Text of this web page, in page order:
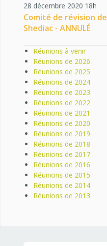
28 décembre 2020 18h
Comité de révision
Shediac - ANNULÉ
Réunions à venir
Réunions de 2026
Réunions de 2025
Réunions de 2024
Réunions de 2023
Réunions de 2022
Réunions de 2021
Réunions de 2020
Réunions de 2019
Réunions de 2018
Réunions de 2017
Réunions de 2016
Réunions de 2015
Réunions de 2014
Réunions de 2013